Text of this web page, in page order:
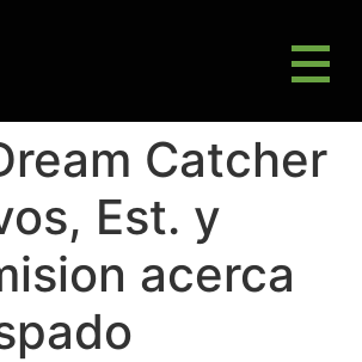
Catcher
Est. y
acerca